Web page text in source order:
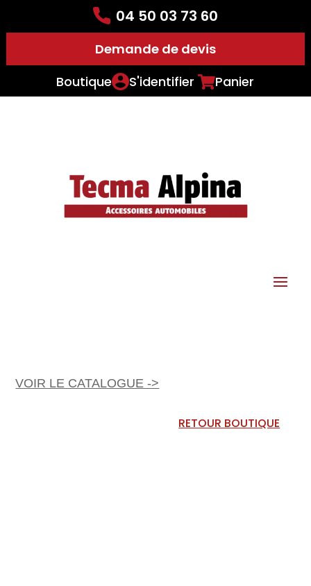
04 50 03 73 60
Demande de devis
Boutique
S'identifier Panier
VOIR LE CATALOGUE ->
RETOUR BOUTIQUE